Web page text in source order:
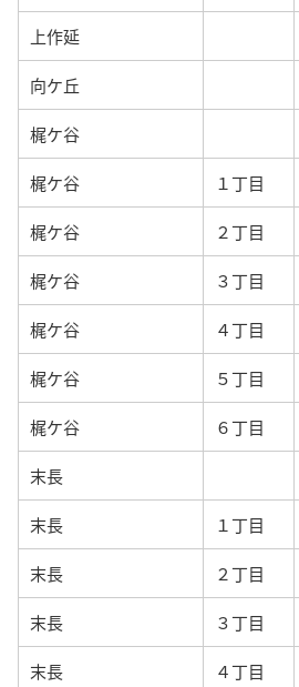
上作延
向ケ丘
梶ケ谷
梶ケ谷 １丁目
梶ケ谷 ２丁目
梶ケ谷 ３丁目
梶ケ谷 ４丁目
梶ケ谷 ５丁目
梶ケ谷 ６丁目
末長
末長 １丁目
末長 ２丁目
末長 ３丁目
末長 ４丁目